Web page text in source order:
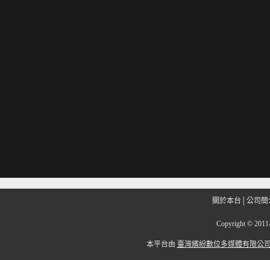
關於本台 公司簡
Copyright ©
本平台由 臺灣繽紛數位多媒體有限公